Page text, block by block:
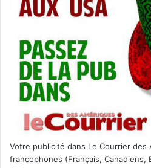
Votre publicité dans Le Courrier des
francophones (Français, Canadiens,